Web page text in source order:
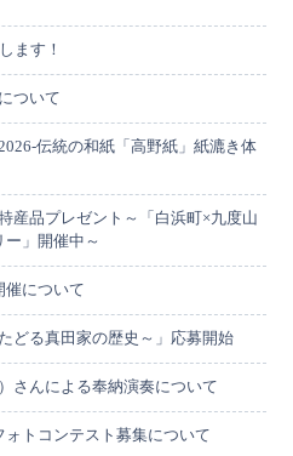
ます！
ついて
伝統の和紙「高野紙」紙漉き体
産品プレゼント～「白浜町×九度山
」開催中～
催について
どる真田家の歴史～」応募開始
さんによる奉納演奏について
トコンテスト募集について